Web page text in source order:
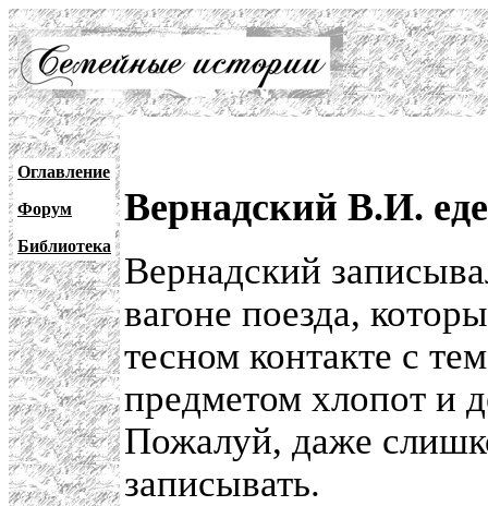
Оглавление
Форум
Библиотека
Вернадский В.И.
Вернадский
вагоне поезда,
тесном контакте с
предметом хлопот и
Пожалуй, даже
записывать.